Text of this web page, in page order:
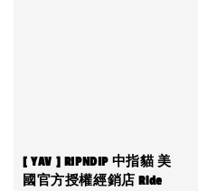
[ YAV ] RIPNDIP 中指貓 美
國官方授權經銷店 Ride